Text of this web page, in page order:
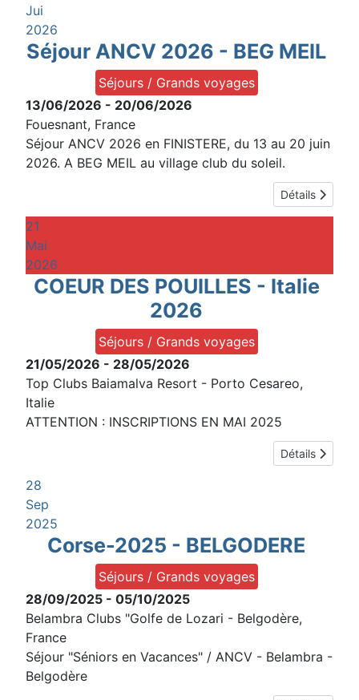
Jui
2026
Séjour ANCV 2026 - BEG MEIL
Séjours / Grands voyages
13/06/2026 - 20/06/2026
Fouesnant, France
Séjour ANCV 2026 en FINISTERE, du 13 au 20 juin
2026. A BEG MEIL au village club du soleil.
Détails
21
Mai
2026
COEUR DES POUILLES - Italie
2026
Séjours / Grands voyages
21/05/2026 - 28/05/2026
Top Clubs Baiamalva Resort - Porto Cesareo,
Italie
ATTENTION : INSCRIPTIONS EN MAI 2025
Détails
28
Sep
2025
Corse-2025 - BELGODERE
Séjours / Grands voyages
28/09/2025 - 05/10/2025
Belambra Clubs "Golfe de Lozari - Belgodère,
France
Séjour "Séniors en Vacances" / ANCV - Belambra -
Belgodère